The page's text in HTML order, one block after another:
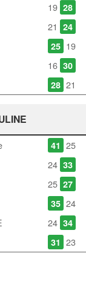
19 28
21 24
25 19
16 30
28 21
41 25
24 33
25 27
35 24
24 34
31 23